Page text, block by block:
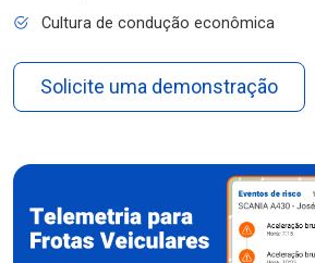
Cultura de condução econômica
Solicite uma demonstração